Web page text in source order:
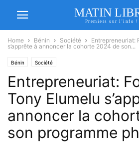
MATIN
Premiers sur l'info !
Home Bénin Société
Entrepreneuriat:
s’apprête à annoncer la cohorte 2024 de son...
Bénin Société
Entrepreneuriat:
Tony Elumelu
annoncer la
son programme